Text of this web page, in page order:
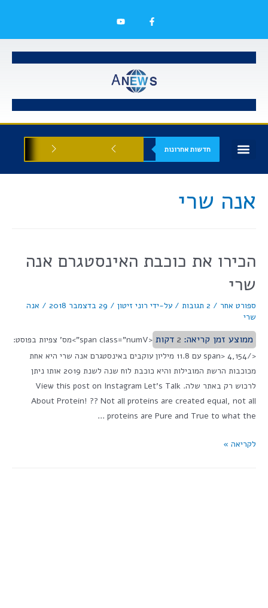
חדשות אחרונות
אנה שרי
הכירו את כוכבת האינסטגרם אנה
שרי
ספורט אחר / 2 תגובות / על-ידי רוני זיטון / 29 בדצמבר 2018 / אנה
שרי
ממוצע זמן קריאה: 2 דקות
<span class="numV">מס' צפיות בפוסט:
</span> 4,154 עם 11.8 מיליון עוקבים באינסטגרם אנה שרי היא אחת
מכוכבות הרשת המובילות והיא כוכבת לוח שנה לשנת 2019 אותו ניתן
לרכוש רק באתר שלה. View this post on Instagram Let’s Talk
About Protein! ?? Not all proteins are created equal, not all
proteins are Pure and True to what the …
לקריאה »